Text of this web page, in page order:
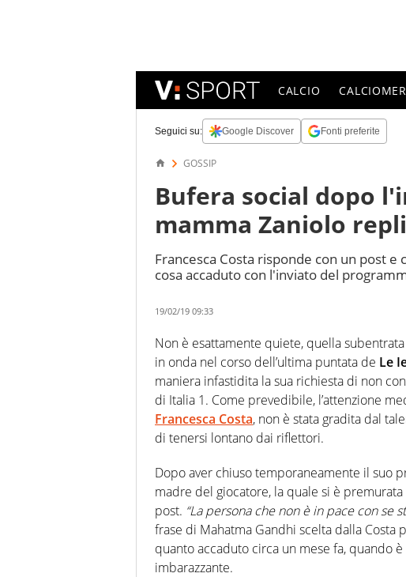
CALCIO
Seguici su: Google Discover Fonti preferite
GOSSIP
Bufera social dopo
mamma Zaniolo
Francesca Costa risponde con un post
cosa accaduto con l'inviato del
19/02/19 09:33
Non è esattamente quiete, quella
in onda nel corso dell’ultima puntata de Le
maniera infastidita la sua richiesta di non
di Italia 1. Come prevedibile, l’attenzione
Francesca Costa, non è stata gradita dal
di tenersi lontano dai riflettori.
Dopo aver chiuso temporaneamente il suo
madre del giocatore, la quale si è
post. “La persona che non è in pace con se
frase di Mahatma Gandhi scelta dalla
quanto accaduto circa un mese fa, quando è
imbarazzante.